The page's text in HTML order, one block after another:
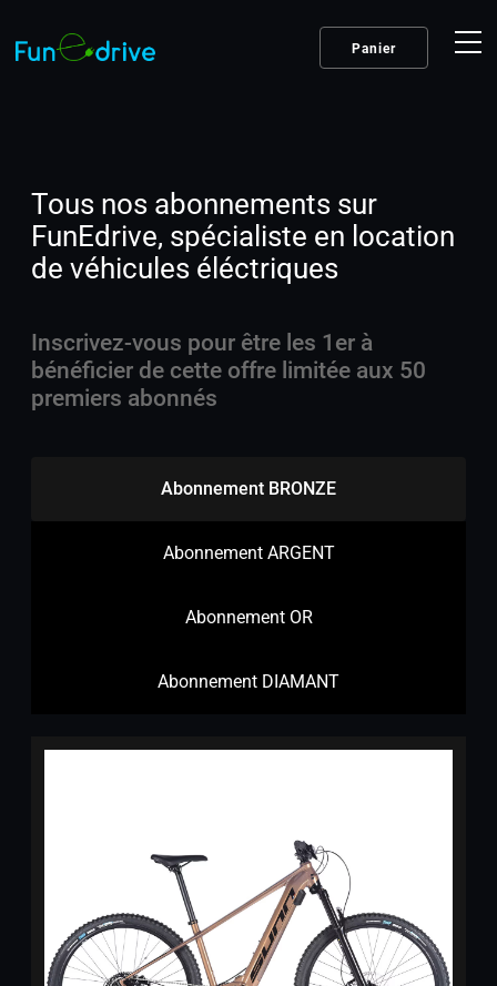
content
Panier
Tous nos abonnements sur
FunEdrive, spécialiste en location
de véhicules éléctriques
Inscrivez-vous pour être les 1er à
bénéficier de cette offre limitée aux 50
premiers abonnés
Abonnement BRONZE
Abonnement ARGENT
Abonnement OR
Abonnement DIAMANT